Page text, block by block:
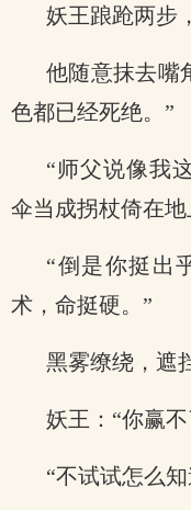
妖王踉跄两步
他随意抹去嘴
色都已经死绝。”
“师父说像我
伞当成拐杖倚在地
“倒是你挺出
术，命挺硬。”
黑雾缭绕，遮
妖王：“你赢不
“不试试怎么